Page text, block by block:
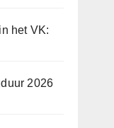
het VK:
2026